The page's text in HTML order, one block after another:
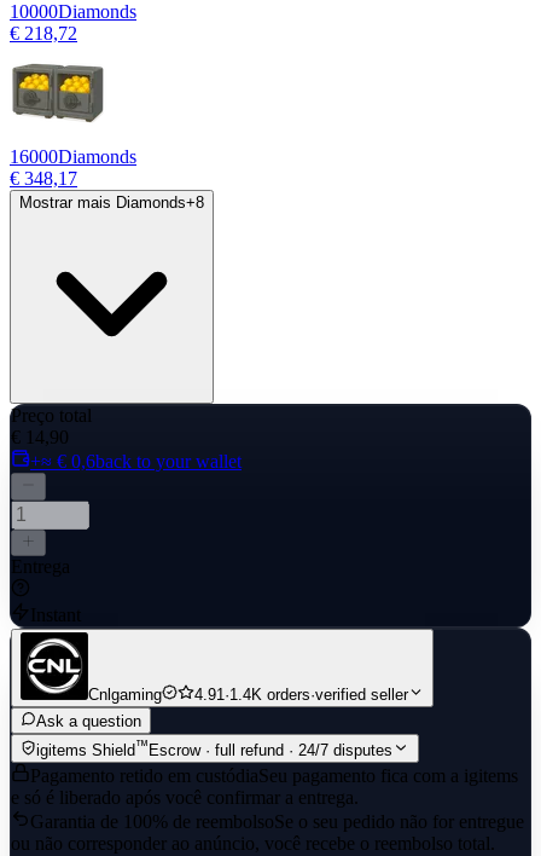
10000Diamonds
€ 218,72
16000Diamonds
€ 348,17
Mostrar mais Diamonds+8
Preço total
€ 14,90
+≈ € 0,6back to your wallet
Entrega
Instant
Cnlgaming 4.91 ·1.4K orders·verified seller
Ask a question
igitems Shield™ Escrow · full refund · 24/7 disputes
Pagamento retido em custódiaSeu pagamento fica com a igitems
e só é liberado após você confirmar a entrega.
Garantia de 100% de reembolsoSe o seu pedido não for entregue
ou não corresponder ao anúncio, você recebe o reembolso total.